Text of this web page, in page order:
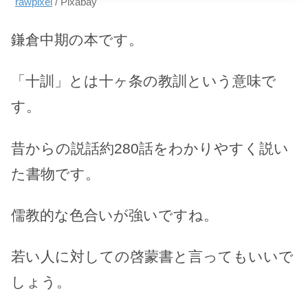
rawpixel / Pixabay
鎌倉中期の本です。
「十訓」とは十ヶ条の教訓という意味で
す。
昔からの説話約280話をわかりやすく説い
た書物です。
儒教的な色合いが強いですね。
若い人に対しての啓蒙書と言ってもいいで
しょう。